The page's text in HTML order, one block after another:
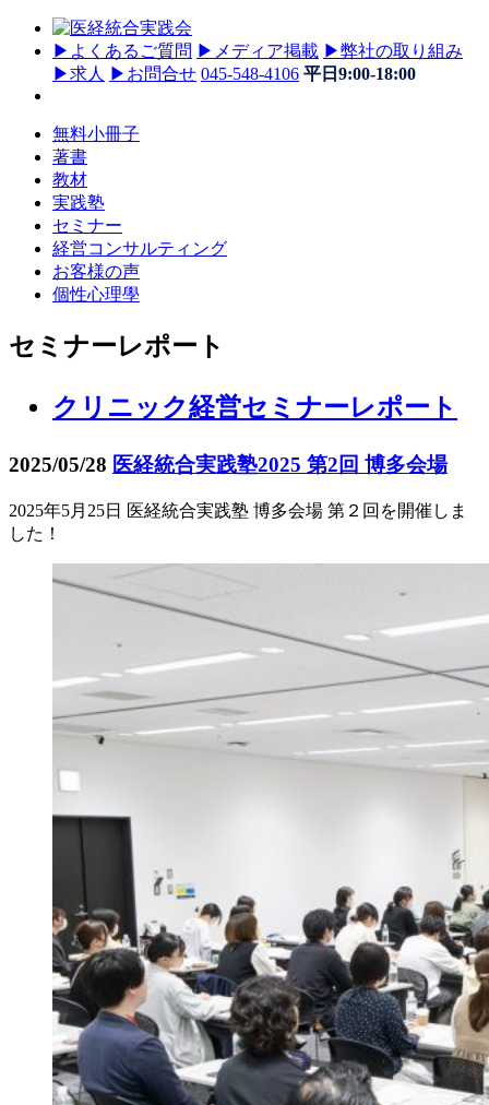
▶ よくあるご質問 ▶ メディア掲載 ▶弊社の取り組み
▶求人 ▶ お問合せ 045-548-4106 平日9:00-18:00
無料小冊子
著書
教材
実践塾
セミナー
経営コンサルティング
お客様の声
個性心理學
セミナーレポート
クリニック経営セミナーレポート
2025/05/28 医経統合実践塾2025 第2回 博多会場
2025年5月25日 医経統合実践塾 博多会場 第２回を開催しま
した！